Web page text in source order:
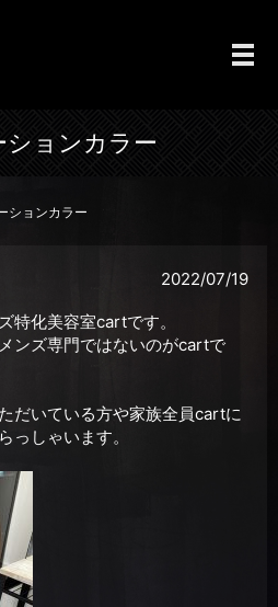
メ
ションカラー
ションカラー
2022/07/19
特化美容室cartです。
ンズ専門ではないのがcartで
だいている方や家族全員cartに
っしゃいます。